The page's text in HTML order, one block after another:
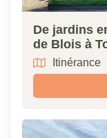
De jardins
de Blois à
Itinérance